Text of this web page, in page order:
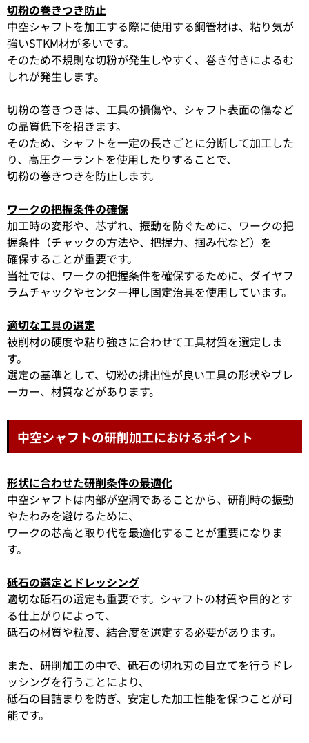
切粉の巻きつき防止
中空シャフトを加工する際に使用する鋼管材は、粘り気が
強いSTKM材が多いです。
そのため不規則な切粉が発生しやすく、巻き付きによるむ
しれが発生します。
切粉の巻きつきは、工具の損傷や、シャフト表面の傷など
の品質低下を招きます。
そのため、シャフトを一定の長さごとに分断して加工した
り、高圧クーラントを使用したりすることで、
切粉の巻きつきを防止します。
ワークの把握条件の確保
加工時の変形や、芯ずれ、振動を防ぐために、ワークの把
握条件（チャックの方法や、把握力、掴み代など）を
確保することが重要です。
当社では、ワークの把握条件を確保するために、ダイヤフ
ラムチャックやセンター押し固定治具を使用しています。
適切な工具の選定
被削材の硬度や粘り強さに合わせて工具材質を選定しま
す。
選定の基準として、切粉の排出性が良い工具の形状やブレ
ーカー、材質などがあります。
中空シャフトの研削加工におけるポイント
形状に合わせた研削条件の最適化
中空シャフトは内部が空洞であることから、研削時の振動
やたわみを避けるために、
ワークの芯高と取り代を最適化することが重要になりま
す。
砥石の選定とドレッシング
適切な砥石の選定も重要です。シャフトの材質や目的とす
る仕上がりによって、
砥石の材質や粒度、結合度を選定する必要があります。
また、研削加工の中で、砥石の切れ刃の目立てを行うドレ
ッシングを行うことにより、
砥石の目詰まりを防ぎ、安定した加工性能を保つことが可
能です。